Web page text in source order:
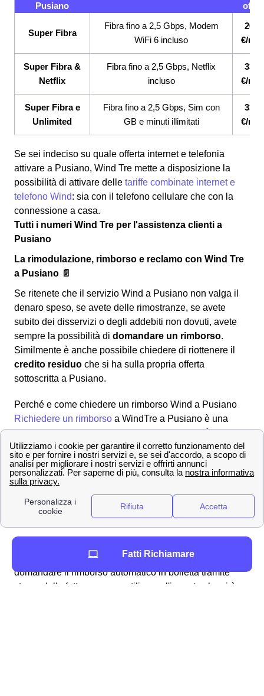
Pusiano
Super Fibra
Fibra fino a 2,5 Gbps, Modem
WiFi 6 incluso
€/
Super Fibra &
Netflix
Fibra fino a 2,5 Gbps, Netflix
incluso
€/
Super Fibra e
Unlimited
Fibra fino a 2,5 Gbps, Sim con
GB e minuti illimitati
€/
Se sei indeciso su quale offerta internet e telefonia
attivare a Pusiano, Wind Tre mette a disposizione la
possibilità di attivare delle tariffe combinate internet e
telefono Wind: sia con il telefono cellulare che con la
connessione a casa.
Tutti i numeri Wind Tre per l'assistenza clienti a
Pusiano
La rimodulazione, rimborso e reclamo con Wind Tre
a Pusiano 📄
Se ritenete che il servizio Wind a Pusiano non valga il
denaro speso, se avete delle rimostranze, se avete
subito dei disservizi o degli addebiti non dovuti, avete
sempre la possibilità di domandare un rimborso.
Similmente è anche possibile chiedere di riottenere il
credito residuo che si ha sulla propria offerta
sottoscritta a Pusiano.
Perché e come chiedere un rimborso Wind a Pusiano
Richiedere un rimborso a WindTre a Pusiano è una
procedura alquanto semplice e lineare che può essere
svolta per molteplici ragioni, ad esempio:
fatturazioni errate
addebito ogni 28 giorni
problemi con la business SIM windtre a
Pusiano
richiesta del credito residuo
a Pusiano vi sono molteplici modalità: si può
domandare il rimborso automatico in bolletta tramite
storno della fattura oppure utilizzare l'importo che vi è
Fatti Richiamare